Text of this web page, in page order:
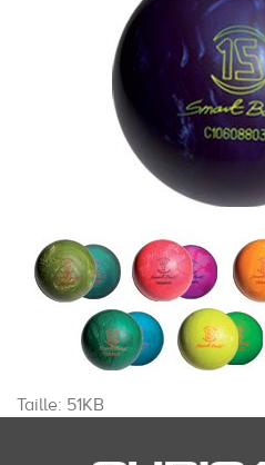
Cliquez
Taille: 51KB